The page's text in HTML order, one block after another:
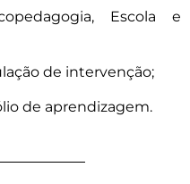
Escola e
de intervenção;
de aprendizagem.